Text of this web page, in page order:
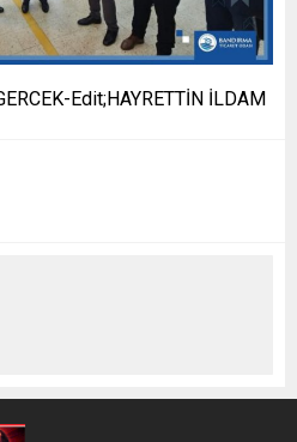
Edit;HAYRETTİN İLDAM